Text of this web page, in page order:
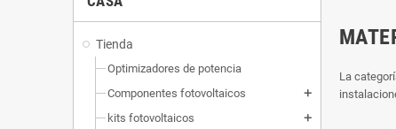
Tienda
Optimizadores de potencia
Componentes fotovoltaicos
add
kits fotovoltaicos add
La